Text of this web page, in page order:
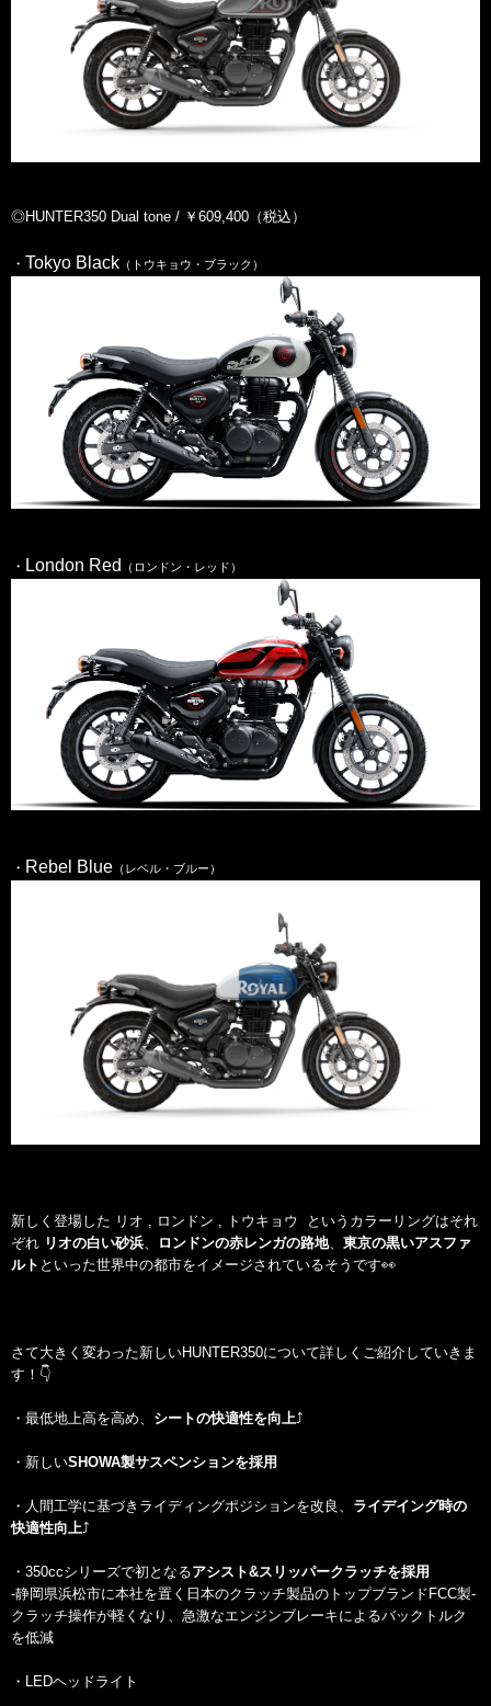
◎HUNTER350 Dual tone / ￥609,400（税込）
・ Tokyo Black （トウキョウ・ブラック）
・ London Red （ロンドン・レッド）
・ Rebel Blue （レベル・ブルー）
新しく登場した リオ , ロンドン , トウキョウ というカラーリングはそれ
ぞれ リオの白い砂浜 ロンドンの赤レンガの路地、 東京の黒いアスファ
ルト といった世界中の都市をイメージされているそうです👀
さて大きく変わった新しいHUNTER350について詳しくご紹介していきま
す！👇️
・最低地上高を高め、 シートの快適性を向上⤴
・新しいSHOWA製サスペンションを採用
・人間工学に基づきライディングポジションを改良、 ライデイング時の
快適性向上⤴
・350ccシリーズで初となるアシスト&スリッパークラッチを採用
-静岡県浜松市に本社を置く日本のクラッチ製品のトップブランドFCC製-
クラッチ操作が軽くなり、急激なエンジンブレーキによるバックトルク
を低減
・LEDヘッドライト